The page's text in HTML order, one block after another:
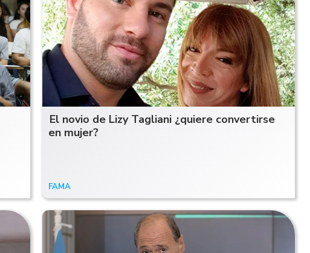
El novio de Lizy Tagliani ¿quiere convertirse
en mujer?
FAMA